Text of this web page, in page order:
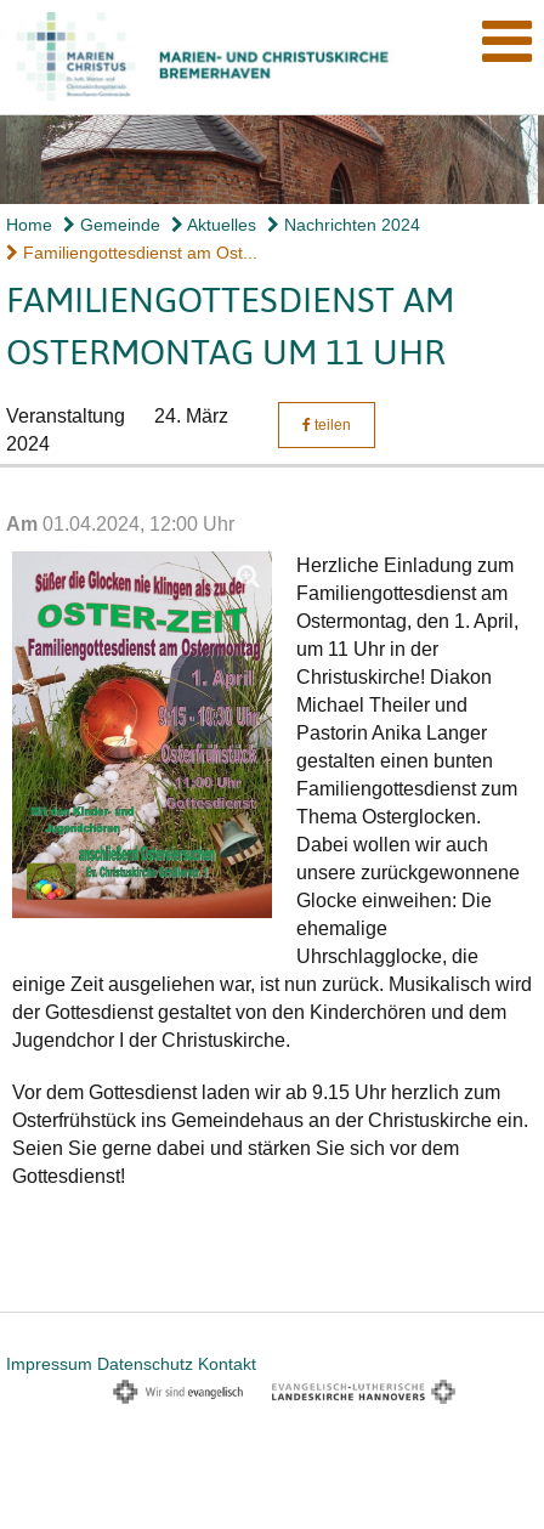
Home Gemeinde Aktuelles
Nachrichten 2024
Familiengottesdienst am Ost...
FAMILIENGOTTESDIENST AM
OSTERMONTAG UM 11 UHR
Veranstaltung
24. März
2024
teilen
Am 01.04.2024, 12:00 Uhr
Herzliche Einladung zum
Familiengottesdienst am
Ostermontag, den 1. April,
um 11 Uhr in der
Christuskirche! Diakon
Michael Theiler und
Pastorin Anika Langer
gestalten einen bunten
Familiengottesdienst zum
Thema Osterglocken.
Dabei wollen wir auch
unsere zurückgewonnene
Glocke einweihen: Die
ehemalige
Uhrschlagglocke, die
einige Zeit ausgeliehen war, ist nun zurück. Musikalisch wird
der Gottesdienst gestaltet von den Kinderchören und dem
Jugendchor I der Christuskirche.
Vor dem Gottesdienst laden wir ab 9.15 Uhr herzlich zum
Osterfrühstück ins Gemeindehaus an der Christuskirche ein.
Seien Sie gerne dabei und stärken Sie sich vor dem
Gottesdienst!
Impressum Datenschutz Kontakt